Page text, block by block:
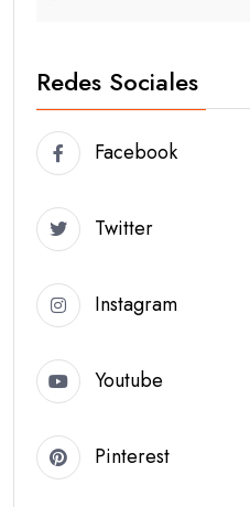
Redes Sociales
Facebook
Twitter
Instagram
Youtube
Pinterest